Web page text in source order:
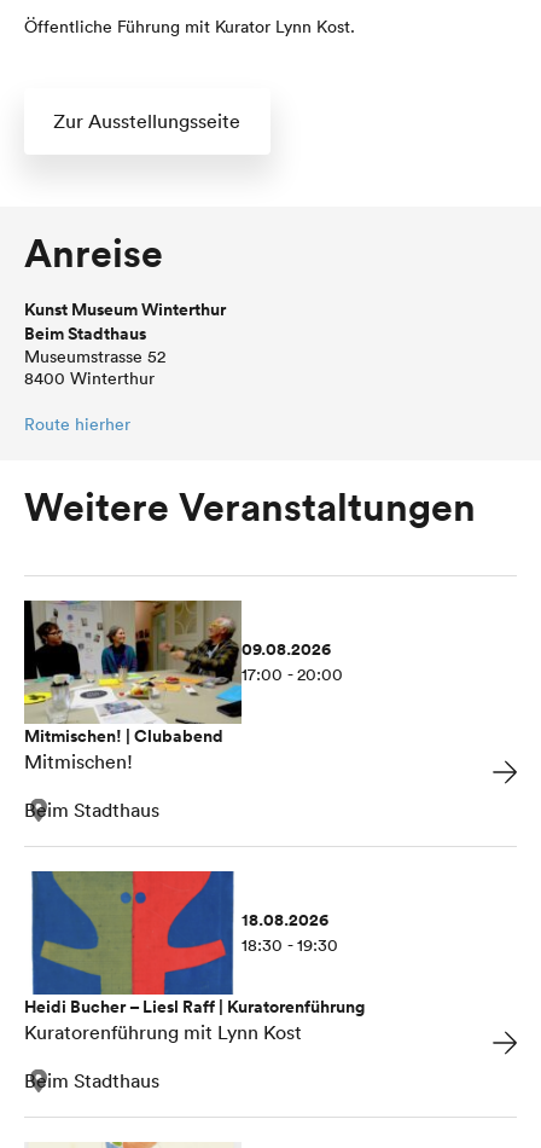
Öffentliche Führung mit Kurator Lynn Kost.
Zur Ausstellungsseite
Anreise
Kunst Museum Winterthur
Beim Stadthaus
Museumstrasse 52
8400 Winterthur
Route hierher
Weitere Veranstaltungen
09.08.2026
17:00 - 20:00
Mitmischen! | Clubabend
Mitmischen!
Beim Stadthaus
18.08.2026
18:30 - 19:30
Heidi Bucher – Liesl Raff | Kuratorenführung
Kuratorenführung mit Lynn Kost
Beim Stadthaus